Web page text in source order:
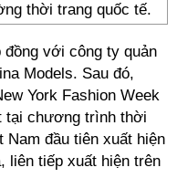
thời trang quốc tế.
với công ty quản
Models. Sau đó,
York Fashion Week
tại chương trình thời
đầu tiên xuất hiện
liên tiếp xuất hiện trên